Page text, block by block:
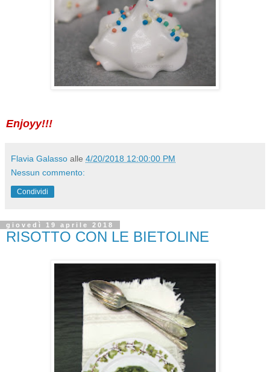
Enjoyy!!!
Flavia Galasso alle 4/20/2018 12:00:00 PM
Nessun commento:
Condividi
giovedì 19 aprile 2018
RISOTTO CON LE BIETOLINE